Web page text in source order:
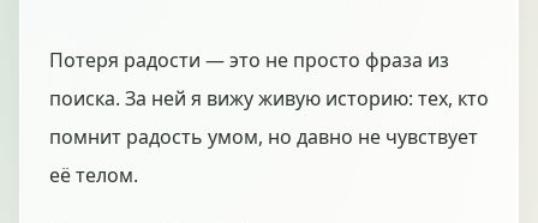
Потеря радости — это не просто фраза из
поиска. За ней я вижу живую историю: тех, кто
помнит радость умом, но давно не чувствует
её телом.